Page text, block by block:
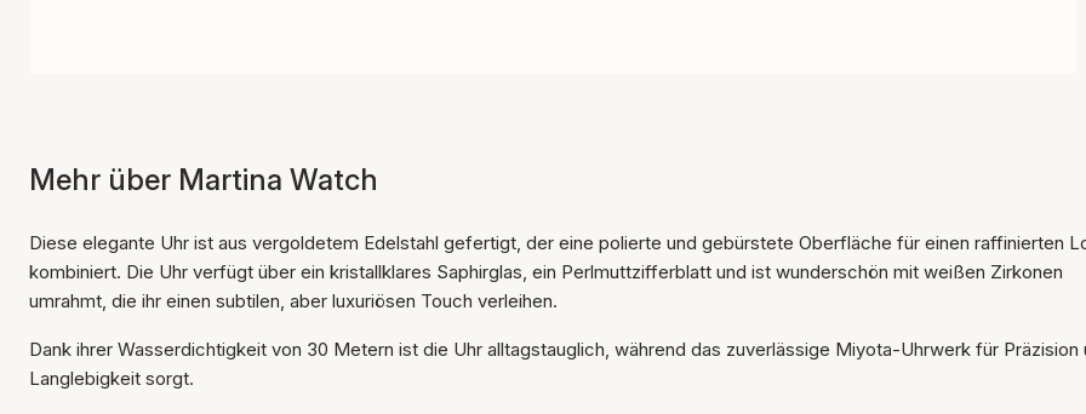
Warenkorb gelegt
Mehr über Martina Watch
Diese elegante Uhr ist aus vergoldetem Edelstahl gefertigt, der eine polierte und gebürstete Oberfläche für einen raffinierten
kombiniert. Die Uhr verfügt über ein kristallklares Saphirglas, ein Perlmuttzifferblatt und ist wunderschön mit weißen Zirkonen
umrahmt, die ihr einen subtilen, aber luxuriösen Touch verleihen.
Dank ihrer Wasserdichtigkeit von 30 Metern ist die Uhr alltagstauglich, während das zuverlässige Miyota-Uhrwerk für Präzision
Langlebigkeit sorgt.